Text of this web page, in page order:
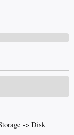
-> Disk